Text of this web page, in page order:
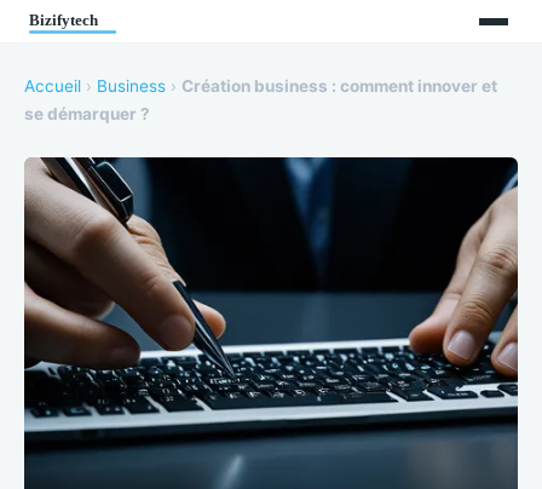
Accueil › Business › Création business : comment innover et
se démarquer ?